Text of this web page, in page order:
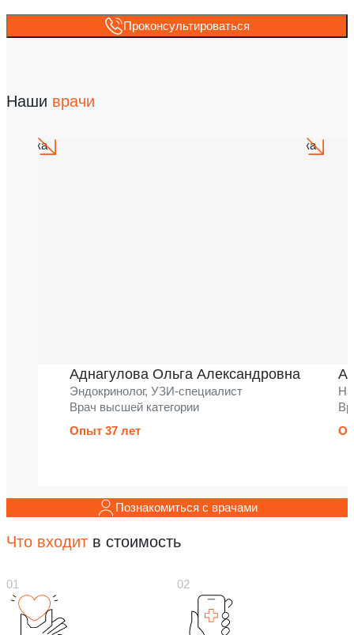
Проконсультироваться
Наши врачи
Аднагулова Ольга Александровна
Эндокринолог, УЗИ-специалист
Врач высшей категории
Опыт 37 лет
Познакомиться с врачами
Что входит в стоимость